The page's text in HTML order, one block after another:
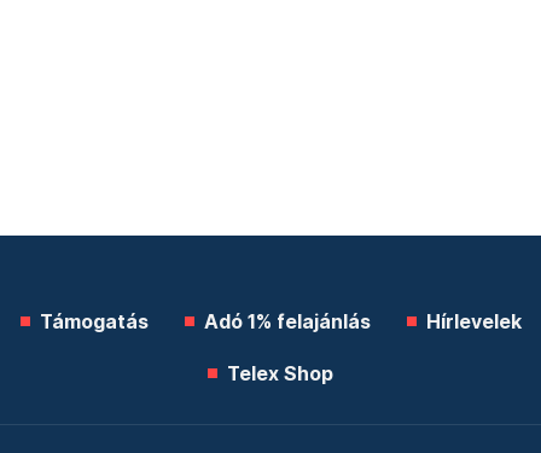
Támogatás Adó 1% felajánlás Hírlevelek
Telex Shop